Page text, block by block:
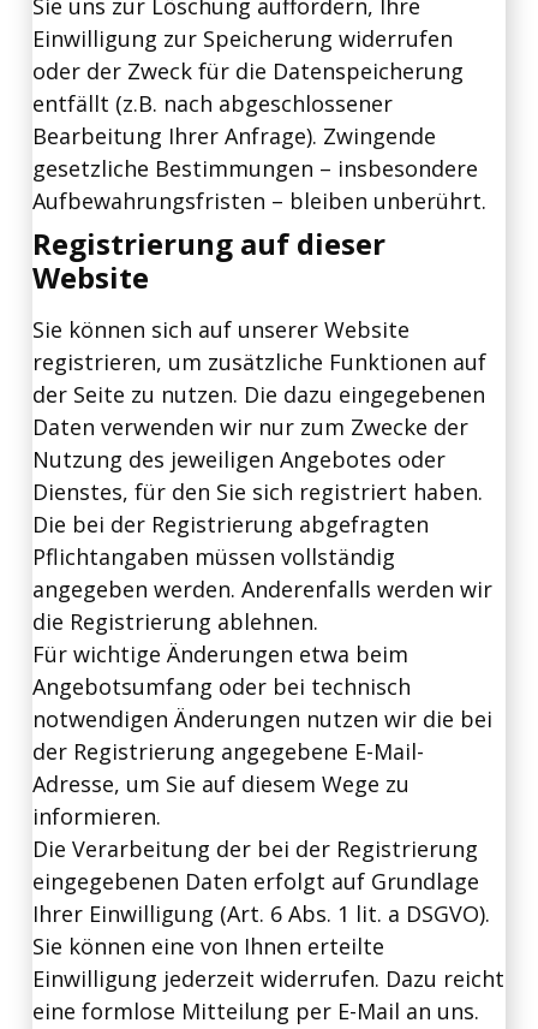
Sie uns zur Löschung auffordern, Ihre
Einwilligung zur Speicherung widerrufen
oder der Zweck für die Datenspeicherung
entfällt (z.B. nach abgeschlossener
Bearbeitung Ihrer Anfrage). Zwingende
gesetzliche Bestimmungen – insbesondere
Aufbewahrungsfristen – bleiben unberührt.
Registrierung auf dieser
Website
Sie können sich auf unserer Website
registrieren, um zusätzliche Funktionen auf
der Seite zu nutzen. Die dazu eingegebenen
Daten verwenden wir nur zum Zwecke der
Nutzung des jeweiligen Angebotes oder
Dienstes, für den Sie sich registriert haben.
Die bei der Registrierung abgefragten
Pflichtangaben müssen vollständig
angegeben werden. Anderenfalls werden wir
die Registrierung ablehnen.
Für wichtige Änderungen etwa beim
Angebotsumfang oder bei technisch
notwendigen Änderungen nutzen wir die bei
der Registrierung angegebene E-Mail-
Adresse, um Sie auf diesem Wege zu
informieren.
Die Verarbeitung der bei der Registrierung
eingegebenen Daten erfolgt auf Grundlage
Ihrer Einwilligung (Art. 6 Abs. 1 lit. a DSGVO).
Sie können eine von Ihnen erteilte
Einwilligung jederzeit widerrufen. Dazu reicht
eine formlose Mitteilung per E-Mail an uns.